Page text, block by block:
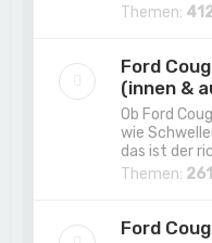
Themen:
Ford
(innen &
Ob Ford
wie
das ist der
Themen: 261
Ford